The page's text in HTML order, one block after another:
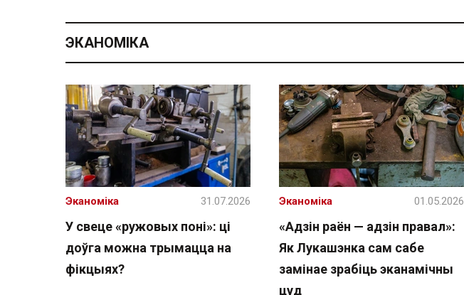
ЭКАНОМІКА
У свеце «ружовых поні»: ці
доўга можна трымацца на
фікцыях?
Эканоміка 31.07.2026
«Адзін раён — адзін правал»:
Як Лукашэнка сам сабе
замінае зрабіць эканамічны
цуд
Эканоміка 01.05.2026